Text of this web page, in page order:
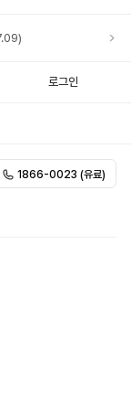
로그인
1866-0023 (유료)